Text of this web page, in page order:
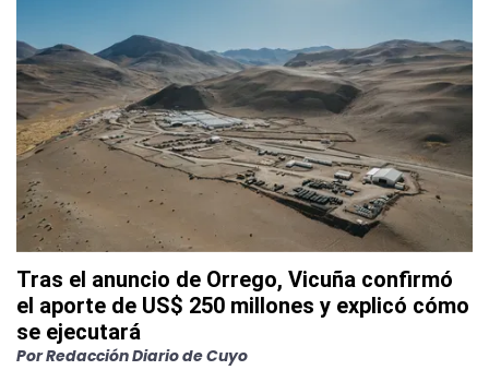
Tras el anuncio de Orrego, Vicuña confirmó
el aporte de US$ 250 millones y explicó cómo
se ejecutará
PorRedacción Diario de Cuyo